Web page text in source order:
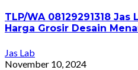
TLP/WA 08129291318
Harga Grosir Desain
Jas Lab
November 10, 2024